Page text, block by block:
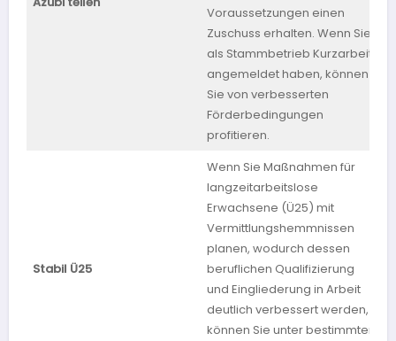
Voraussetzungen einen
Zuschuss erhalten. Wenn Sie
als Stammbetrieb Kurzarbeit
angemeldet haben, können
Sie von verbesserten
Förderbedingungen
profitieren.
Stabil Ü25
Wenn Sie Maßnahmen für
langzeitarbeitslose
Erwachsene (Ü25) mit
Vermittlungshemmnissen
planen, wodurch dessen
beruflichen Qualifizierung
und Eingliederung in Arbeit
deutlich verbessert werden,
können Sie unter bestimmten